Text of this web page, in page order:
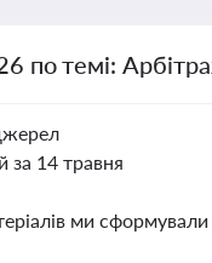
по темі:
за 14 травня
ми сформували